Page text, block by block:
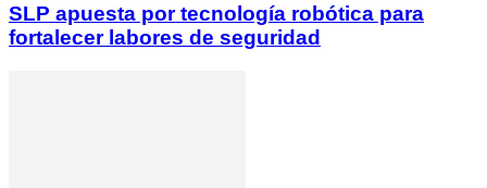
SLP apuesta por tecnología robótica para
fortalecer labores de seguridad